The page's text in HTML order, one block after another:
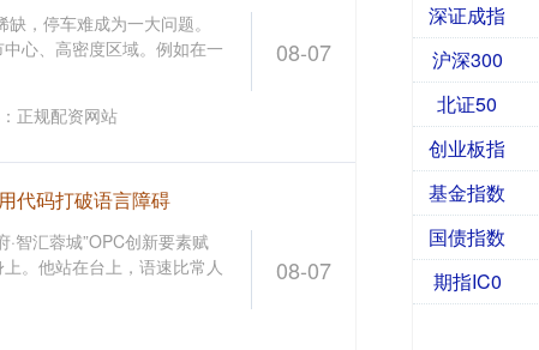
08-07
，停车难成为一大问题。
心、高密度区域。例如在一
正规配资网站
08-07
代码打破语言障碍
智汇蓉城”OPC创新要素赋
。他站在台上，语速比常人
深证成指
沪深300
北证50
创业板指
基金指数
国债指数
期指IC0